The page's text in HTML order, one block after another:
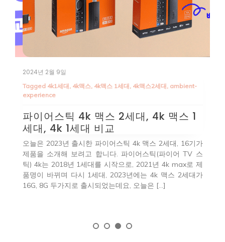
2024년 2월 9일
Tagged 4k1세대, 4k맥스, 4k맥스 1세대, 4k맥스2세대, ambient-
experience
파이어스틱 4k 맥스 2세대, 4k 맥스 1
세대, 4k 1세대 비교
오늘은 2023년 출시한 파이어스틱 4k 맥스 2세대, 16기가
제품을 소개해 보려고 합니다. 파이어스틱(파이어 TV 스
틱) 4k는 2018년 1세대를 시작으로, 2021년 4k max로 제
품명이 바뀌며 다시 1세대, 2023년에는 4k 맥스 2세대가
16G, 8G 두가지로 출시되었는데요, 오늘은 […]